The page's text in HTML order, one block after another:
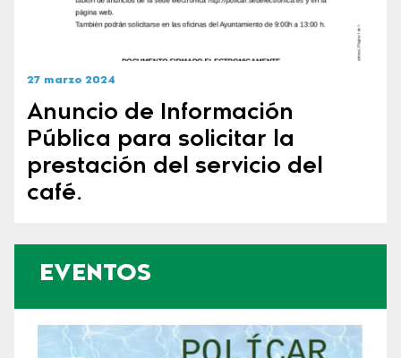
27 marzo 2024
Anuncio de Información
Pública para solicitar la
prestación del servicio del
café.
EVENTOS